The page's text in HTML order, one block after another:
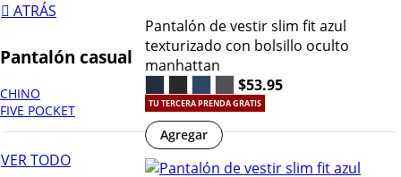
ATRÁS
Pantalón casual
CHINO
FIVE POCKET
VER TODO
Pantalón de vestir slim fit azul
texturizado con bolsillo oculto
manhattan
$53.95
TU TERCERA PRENDA GRATIS
Agregar